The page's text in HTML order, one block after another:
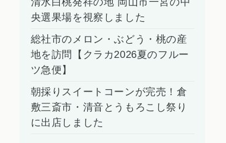
清水白桃発祥の地 岡山市一宮の中
央選果場を視察しました
総社市のメロン・ぶどう・桃の産
地を訪問【クラカ2026夏のフルー
ツ急便】
朝採りスイートコーンが完売！倉
敷三斎市・清音とうもろこし祭り
に出店しました